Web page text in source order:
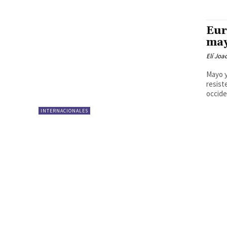
INTERNACIONALES
Elí
Mayo